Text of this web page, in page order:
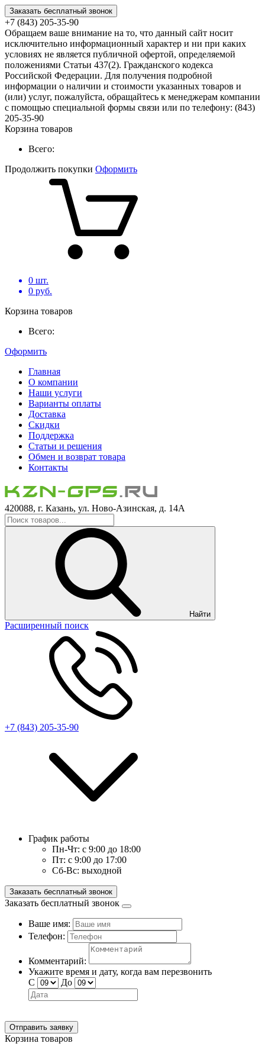
Заказать бесплатный звонок
+7 (843) 205-35-90
Обращаем ваше внимание на то, что данный сайт носит
исключительно информационный характер и ни при каких
условиях не является публичной офертой, определяемой
положениями Статьи 437(2). Гражданского кодекса
Российской Федерации. Для получения подробной
информации о наличии и стоимости указанных товаров и
(или) услуг, пожалуйста, обращайтесь к менеджерам компании
с помощью специальной формы связи или по телефону: (843)
205-35-90
Корзина товаров
Всего:
Продолжить покупки Оформить
0 шт.
0 руб.
Корзина товаров
Всего:
Оформить
Главная
О компании
Наши услуги
Варианты оплаты
Доставка
Скидки
Поддержка
Статьи и решения
Обмен и возврат товара
Контакты
420088, г. Казань, ул. Ново-Азинская, д. 14А
Найти
Расширенный поиск
+7 (843) 205-35-90
График работы
Пн-Чт: с 9:00 до 18:00
Пт: с 9:00 до 17:00
Сб-Вс: выходной
Заказать бесплатный звонок
Заказать бесплатный звонок
Ваше имя:
Телефон:
Комментарий:
Укажите время и дату, когда вам перезвонить
С
До
Отправить заявку
Корзина товаров